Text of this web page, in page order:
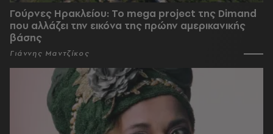
Γούρνες Ηρακλείου: To mega project της Dimand
που αλλάζει την εικόνα της πρώην αμερικανικής
βάσης
Γιάννης Μαντζίκος